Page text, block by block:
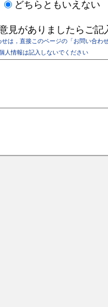
どちらともいえない
見がありましたらご記
せは，直接このページの「お問い合
人情報は記入しないでください